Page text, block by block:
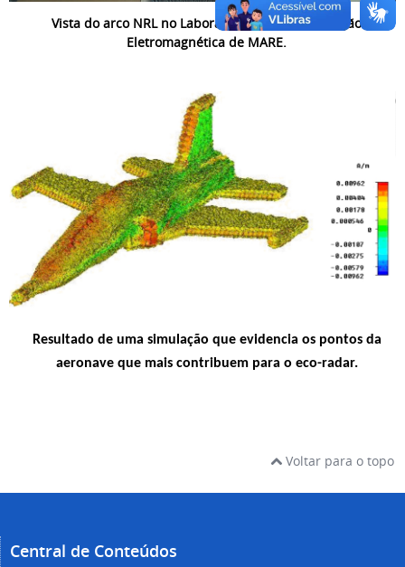
Vista do arco NRL no Laboratório de Caracterização
Eletromagnética de MARE.
Resultado de uma simulação que evidencia os pontos da
aeronave que mais contribuem para o eco-radar.
Voltar para o topo
Central de Conteúdos